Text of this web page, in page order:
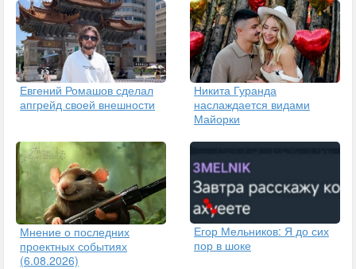
Евгений Ромашов сделал
апгрейд своей внешности
Никита Гуранда
наслаждается видами
Майорки
Мнение о последних
проектных событиях
(6.08.2026)
Егор Мельников: Я до сих
пор в шоке